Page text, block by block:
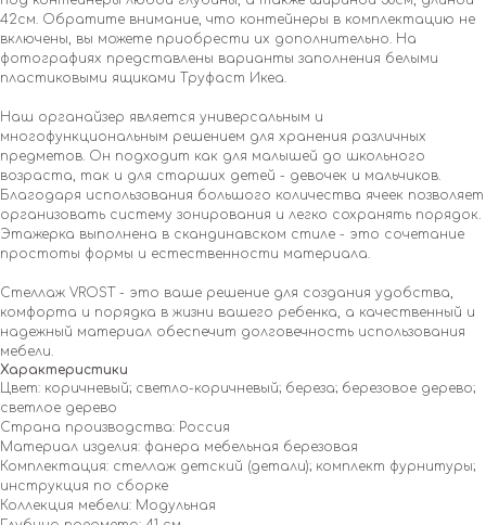
42см. Обратите внимание, что контейнеры в комплектацию не
включены, вы можете приобрести их дополнительно. На
фотографиях представлены варианты заполнения белыми
пластиковыми ящиками Труфаст Икеа.
Наш органайзер является универсальным и
многофункциональным решением для хранения различных
предметов. Он подходит как для малышей до школьного
возраста, так и для старших детей - девочек и мальчиков.
Благодаря использования большого количества ячеек позволяет
организовать систему зонирования и легко сохранять порядок.
Этажерка выполнена в скандинавском стиле - это сочетание
простоты формы и естественности материала.
Стеллаж VROST - это ваше решение для создания удобства,
комфорта и порядка в жизни вашего ребенка, а качественный и
надежный материал обеспечит долговечность использования
мебели.
Характеристики
Цвет: коричневый; светло-коричневый; береза; березовое дерево;
светлое дерево
Страна производства: Россия
Материал изделия: фанера мебельная березовая
Комплектация: стеллаж детский (детали); комплект фурнитуры;
инструкция по сборке
Коллекция мебели: Модульная